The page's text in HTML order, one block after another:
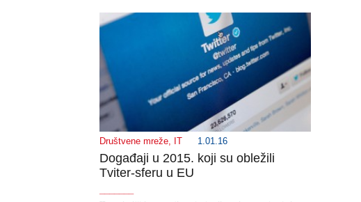
Društvene mreže, 1.01.16
Događaji u 2015. koji su obležili
Tviter-sferu u EU